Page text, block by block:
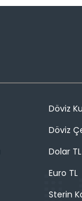
Döviz
Döviz
Dolar TL
Euro TL
Sterin